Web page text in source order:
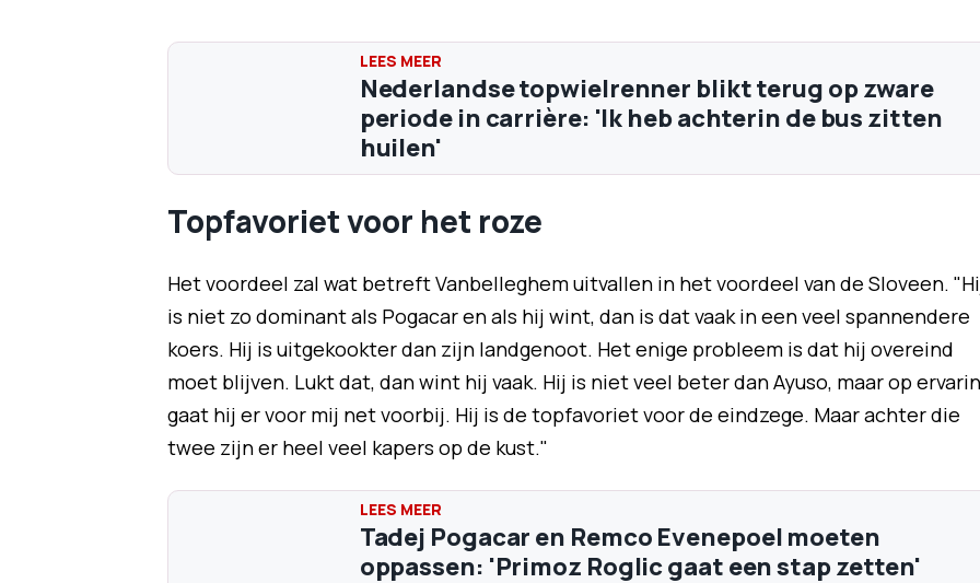
Nederlandse topwielrenner blikt terug op zware
periode in carrière: 'Ik heb achterin de bus zitten
huilen'
Topfavoriet voor het roze
Het voordeel zal wat betreft Vanbelleghem uitvallen in het voordeel van de Sloveen.
is niet zo dominant als Pogacar en als hij wint, dan is dat vaak in een veel spannendere
koers. Hij is uitgekookter dan zijn landgenoot. Het enige probleem is dat hij overeind
moet blijven. Lukt dat, dan wint hij vaak. Hij is niet veel beter dan Ayuso, maar op
gaat hij er voor mij net voorbij. Hij is de topfavoriet voor de eindzege. Maar achter die
twee zijn er heel veel kapers op de kust."
Tadej Pogacar en Remco Evenepoel moeten
oppassen: 'Primoz Roglic gaat een stap zetten'